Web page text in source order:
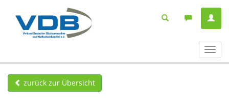
ein-/
zurück zur Übersicht